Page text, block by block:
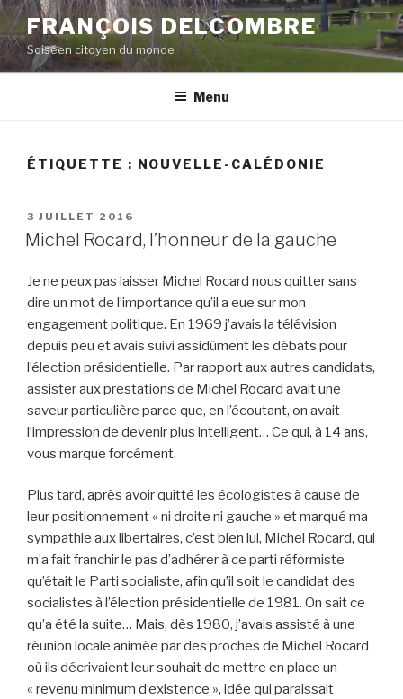
Aller
au
contenu
principal
FRANÇOIS DELCOMBRE
Soiséen citoyen du monde
Menu
ÉTIQUETTE : NOUVELLE-CALÉDONIE
PUBLIÉ
LE
3 JUILLET 2016
Michel Rocard, l’honneur de la gauche
Je ne peux pas laisser Michel Rocard nous quitter sans
dire un mot de l’importance qu’il a eue sur mon
engagement politique. En 1969 j’avais la télévision
depuis peu et avais suivi assidûment les débats pour
l’élection présidentielle. Par rapport aux autres candidats,
assister aux prestations de Michel Rocard avait une
saveur particulière parce que, en l’écoutant, on avait
l’impression de devenir plus intelligent… Ce qui, à 14 ans,
vous marque forcément.
Plus tard, après avoir quitté les écologistes à cause de
leur positionnement « ni droite ni gauche » et marqué ma
sympathie aux libertaires, c’est bien lui, Michel Rocard, qui
m’a fait franchir le pas d’adhérer à ce parti réformiste
qu’était le Parti socialiste, afin qu’il soit le candidat des
socialistes à l’élection présidentielle de 1981. On sait ce
qu’a été la suite… Mais, dès 1980, j’avais assisté à une
réunion locale animée par des proches de Michel Rocard
où ils décrivaient leur souhait de mettre en place un
« revenu minimum d’existence », idée qui paraissait